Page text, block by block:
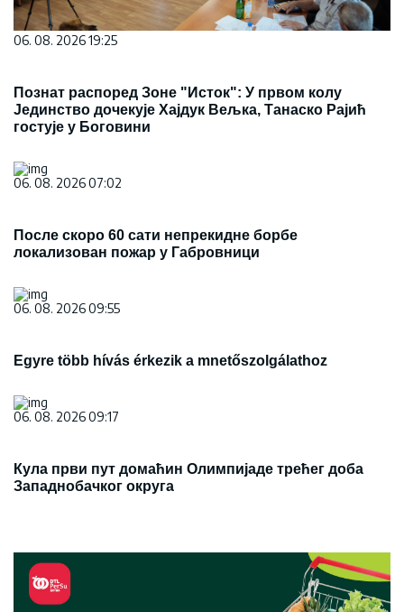
06. 08. 2026 19:25
Познат распоред Зоне "Исток": У првом колу
Јединство дочекује Хајдук Вељка, Танаско Рајић
гостује у Боговини
06. 08. 2026 07:02
После скоро 60 сати непрекидне борбе
локализован пожар у Габровници
06. 08. 2026 09:55
Egyre több hívás érkezik a mnetőszolgálathoz
06. 08. 2026 09:17
Кула први пут домаћин Олимпијаде трећег доба
Западнобачког округа